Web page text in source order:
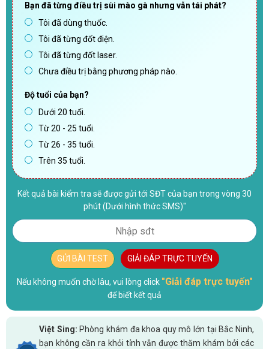
Bạn đã từng điều trị sùi mào gà nhưng vẫn tái phát?
Tôi đã dùng thuốc.
Tôi đã từng đốt điện.
Tôi đã từng đốt laser.
Chưa điều trị bằng phương pháp nào.
Độ tuổi của bạn?
Dưới 20 tuổi.
Từ 20 - 25 tuổi.
Từ 26 - 35 tuổi.
Trên 35 tuổi.
Kết quả bài kiểm tra sẽ được gửi tới SĐT của bạn trong vòng 30
phút (Dưới hình thức SMS)"
GỬI BÀI TEST GIẢI ĐÁP TRỰC TUYẾN
Nếu không muốn chờ lâu, vui lòng click "Giải đáp trực tuyến"
để biết kết quả
Việt Sing: Phòng khám đa khoa quy mô lớn tại Bắc Ninh,
bạn không cần ra khỏi tỉnh vẫn được thăm khám bởi các